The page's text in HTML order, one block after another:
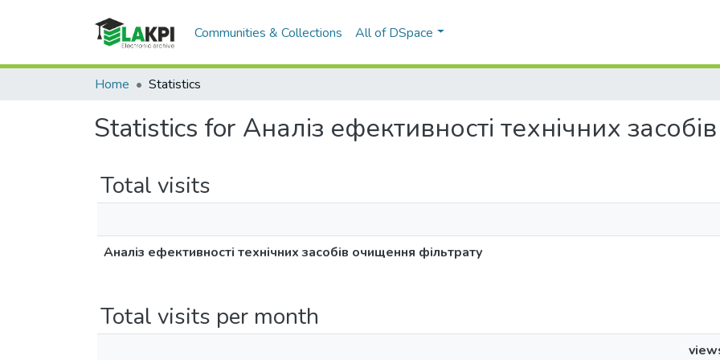
Communities & Collections All of DSpace
Home Statistics
Statistics for Аналіз ефективності технічних
Total visits
Аналіз ефективності технічних засобів очищення фільтрату
Total visits per month